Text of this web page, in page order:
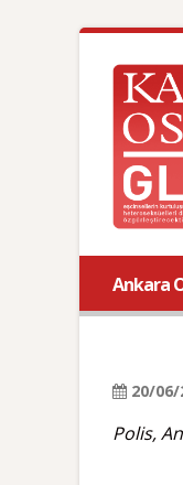
Ankara
20/06/
Polis,